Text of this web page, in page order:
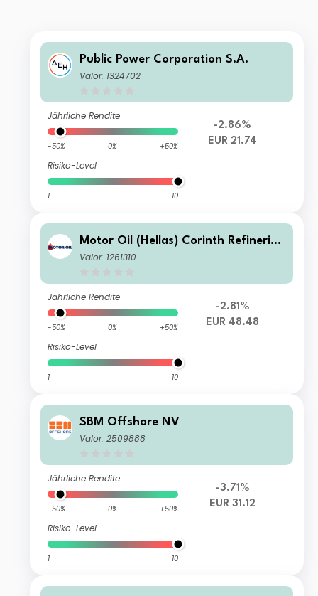
Public Power Corporation S.A.
Valor: 1324702
Jährliche Rendite
-50% 0% +50%
Risiko-Level
1 10
-2.86%
EUR 21.74
Motor Oil (Hellas) Corinth Refineries
SA
Valor: 1261310
Jährliche Rendite
-50% 0% +50%
Risiko-Level
1 10
-2.81%
EUR 48.48
SBM Offshore NV
Valor: 2509888
Jährliche Rendite
-50% 0% +50%
Risiko-Level
1 10
-3.71%
EUR 31.12